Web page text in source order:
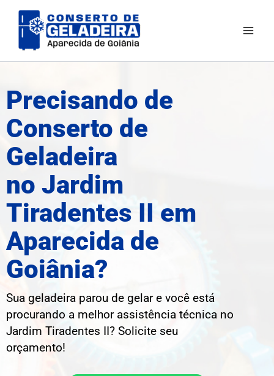
para
Precisando de
Conserto de
Geladeira
no Jardim
Tiradentes II em
Aparecida de
Goiânia?
Sua geladeira parou de gelar e você está
procurando a melhor assistência técnica no
Jardim Tiradentes II? Solicite seu
orçamento!